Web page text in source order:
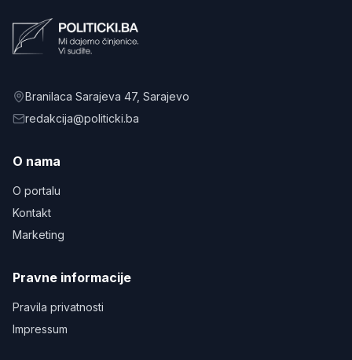
Branilaca Sarajeva 47, Sarajevo
redakcija@politicki.ba
O nama
O portalu
Kontakt
Marketing
Pravne informacije
Pravila privatnosti
Impressum